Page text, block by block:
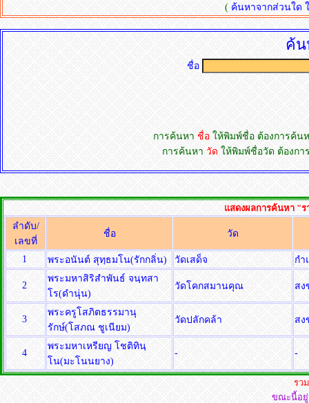
( ค้นหาจากส่วนใด
ค้น
ชื่อ
การค้นหา ชื่อ ให้พิมพ์ชื่อ ต้องการค้น
การค้นหา วัด ให้พิมพ์ชื่อวัด ต้องก
แสดงผลการค้นหา "
ลำดับ/
เลขที่
ชื่อ วัด
1 พระอนันต์ สุทฺธมโน(รักกลิ่น) วัดเสด็จ กำ
2
พระมหาสิริสำพันธ์ จนฺทสา
โร(ดำนุ่น)
วัดโคกสมานคุณ ส
3
พระครูโสภิตธรรมานุ
รักษ์(โสภณ ชูเนียม)
วัดปลักคล้า ส
4
พระมหาเหรียญ โชติทินฺ
โน(มะโนนยาง)
- -
รว
ขณะนี้อ